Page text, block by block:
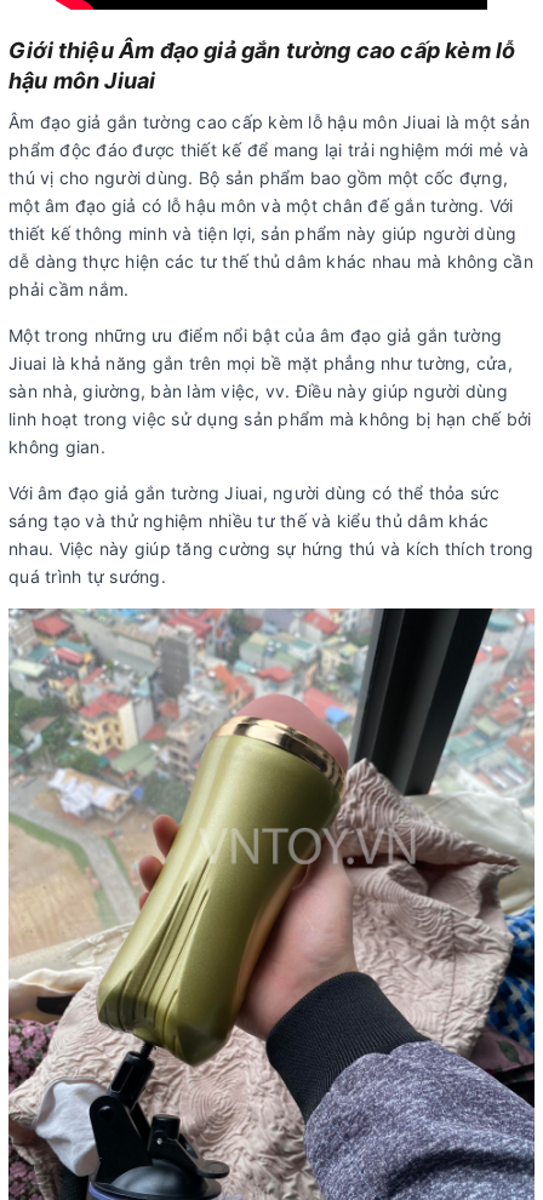
Giới thiệu Âm đạo giả gắn tường cao cấp kèm lỗ
hậu môn Jiuai
Âm đạo giả gắn tường cao cấp kèm lỗ hậu môn Jiuai là một sản
phẩm độc đáo được thiết kế để mang lại trải nghiệm mới mẻ và
thú vị cho người dùng. Bộ sản phẩm bao gồm một cốc đựng,
một âm đạo giả có lỗ hậu môn và một chân đế gắn tường. Với
thiết kế thông minh và tiện lợi, sản phẩm này giúp người dùng
dễ dàng thực hiện các tư thế thủ dâm khác nhau mà không cần
phải cầm nắm.
Một trong những ưu điểm nổi bật của âm đạo giả gắn tường
Jiuai là khả năng gắn trên mọi bề mặt phẳng như tường, cửa,
sàn nhà, giường, bàn làm việc, vv. Điều này giúp người dùng
linh hoạt trong việc sử dụng sản phẩm mà không bị hạn chế bởi
không gian.
Với âm đạo giả gắn tường Jiuai, người dùng có thể thỏa sức
sáng tạo và thử nghiệm nhiều tư thế và kiểu thủ dâm khác
nhau. Việc này giúp tăng cường sự hứng thú và kích thích trong
quá trình tự sướng.